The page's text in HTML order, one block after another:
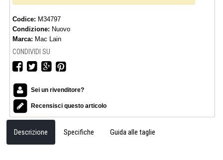
Codice: M34797
Condizione: Nuovo
Marca: Mac Lain
CONDIVIDI SU
Sei un rivenditore?
Recensisci questo articolo
Descrizione Specifiche Guida alle taglie